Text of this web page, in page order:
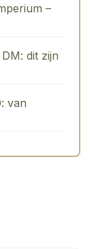
–
dit zijn
van